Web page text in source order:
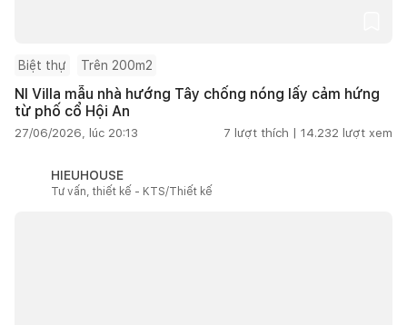
Biệt thự Trên 200m2
NI Villa mẫu nhà hướng Tây chống nóng lấy cảm hứng
từ phố cổ Hội An
27/06/2026, lúc 20:13 7 lượt thích | 14.232 lượt xem
HIEUHOUSE
Tư vấn, thiết kế - KTS/Thiết kế